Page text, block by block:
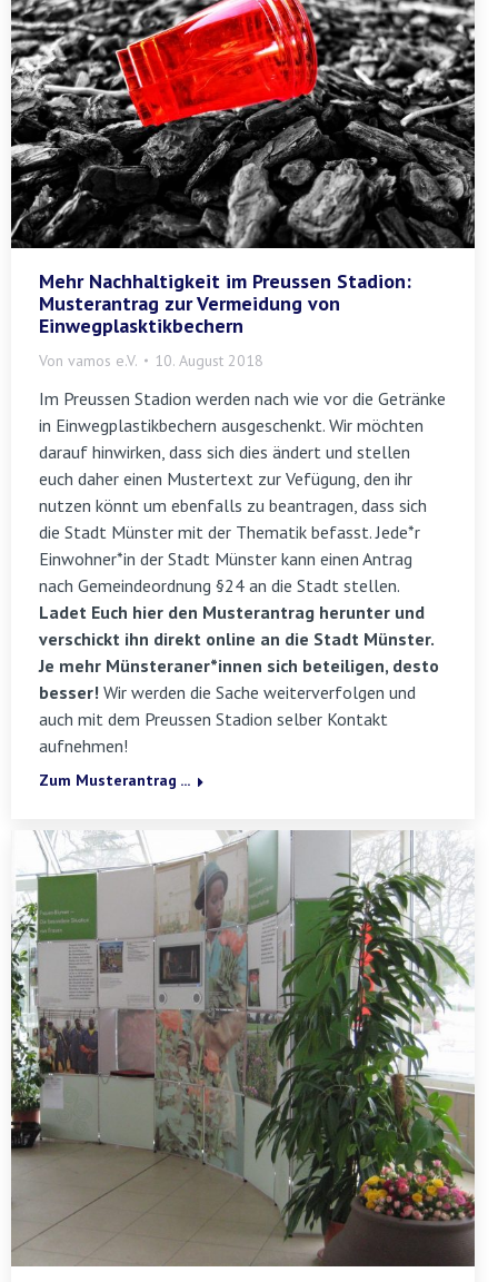
Mehr Nachhaltigkeit im Preussen Stadion:
Musterantrag zur Vermeidung von
Einwegplasktikbechern
Von vamos e.V. 10. August 2018
Im Preussen Stadion werden nach wie vor die Getränke
in Einwegplastikbechern ausgeschenkt. Wir möchten
darauf hinwirken, dass sich dies ändert und stellen
euch daher einen Mustertext zur Vefügung, den ihr
nutzen könnt um ebenfalls zu beantragen, dass sich
die Stadt Münster mit der Thematik befasst. Jede*r
Einwohner*in der Stadt Münster kann einen Antrag
nach Gemeindeordnung §24 an die Stadt stellen.
Ladet Euch hier den Musterantrag herunter und
verschickt ihn direkt online an die Stadt Münster.
Je mehr Münsteraner*innen sich beteiligen, desto
besser! Wir werden die Sache weiterverfolgen und
auch mit dem Preussen Stadion selber Kontakt
aufnehmen!
Zum Musterantrag ...